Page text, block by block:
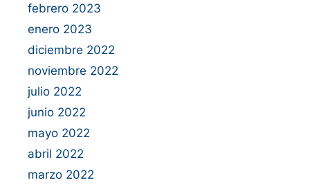
febrero 2023
enero 2023
diciembre 2022
noviembre 2022
julio 2022
junio 2022
mayo 2022
abril 2022
marzo 2022